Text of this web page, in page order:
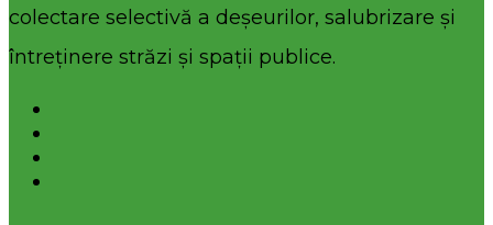
colectare selectivă a deșeurilor, salubrizare și
întreținere străzi și spații publice.